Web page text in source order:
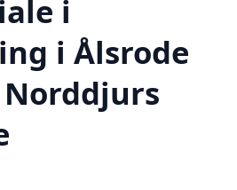
i
i Ålsrode